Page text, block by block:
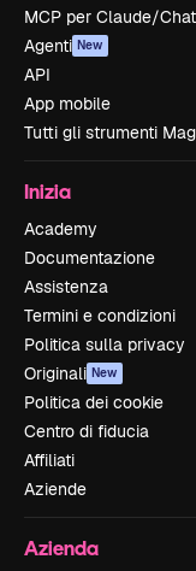
MCP per Claude/
Agenti New
API
App mobile
Tutti gli strumenti
Inizia
Academy
Documentazione
Assistenza
Termini e condizioni
Politica sulla privacy
Originali New
Politica dei cookie
Centro di fiducia
Affiliati
Aziende
Azienda